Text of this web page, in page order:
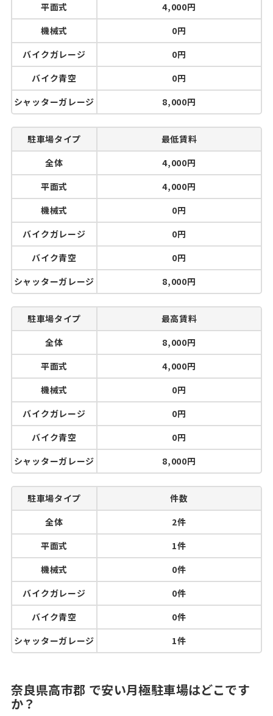
平面式
4,000円
機械式
0円
バイクガレージ
0円
バイク青空
0円
シャッターガレージ
8,000円
駐車場タイプ
最低賃料
全体
4,000円
平面式
4,000円
機械式
0円
バイクガレージ
0円
バイク青空
0円
シャッターガレージ
8,000円
駐車場タイプ
最高賃料
全体
8,000円
平面式
4,000円
機械式
0円
バイクガレージ
0円
バイク青空
0円
シャッターガレージ
8,000円
駐車場タイプ
件数
全体
2件
平面式
1件
機械式
0件
バイクガレージ
0件
バイク青空
0件
シャッターガレージ
1件
奈良県高市郡 で安い月極駐車場はどこです
か？